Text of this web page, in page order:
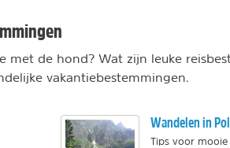
met de hond? Wat zijn leuke
vakantiebestemmingen.
Wandelen in
Tips voor mooie